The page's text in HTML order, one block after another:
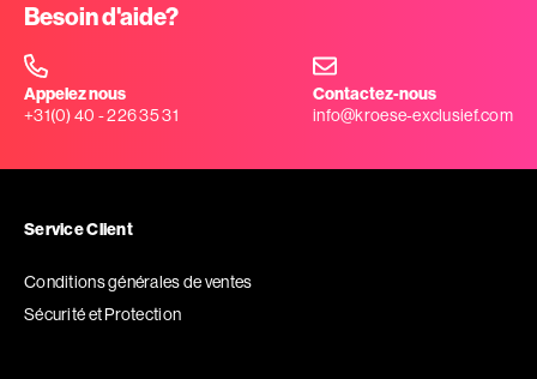
Besoin d'aide?
Appelez nous
+31(0) 40 - 226 35 31
Contactez-nous
info@kroese-exclusief.com
Service Client
Conditions générales de ventes
Sécurité et Protection